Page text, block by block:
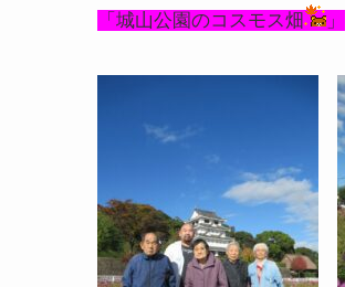
「 城山公園のコスモス畑 」